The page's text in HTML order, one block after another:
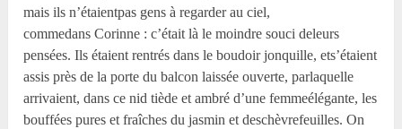
mais ils n’étaientpas gens à regarder au ciel,
commedans Corinne : c’était là le moindre souci deleurs
pensées. Ils étaient rentrés dans le boudoir jonquille, ets’étaient
assis près de la porte du balcon laissée ouverte, parlaquelle
arrivaient, dans ce nid tiède et ambré d’une femmeélégante, les
bouffées pures et fraîches du jasmin et deschèvrefeuilles. On